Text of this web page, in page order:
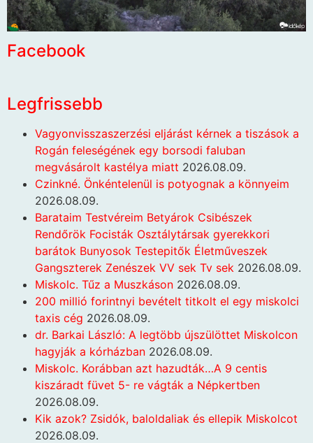
Facebook
Legfrissebb
Vagyonvisszaszerzési eljárást kérnek a tiszások a
Rogán feleségének egy borsodi faluban
megvásárolt kastélya miatt 2026.08.09.
Czinkné. Önkéntelenül is potyognak a könnyeim
2026.08.09.
Barataim Testvéreim Betyárok Csibészek
Rendőrök Focisták Osztálytársak gyerekkori
barátok Bunyosok Testepitők Életműveszek
Gangszterek Zenészek VV sek Tv sek 2026.08.09.
Miskolc. Tűz a Muszkáson 2026.08.09.
200 millió forintnyi bevételt titkolt el egy miskolci
taxis cég 2026.08.09.
dr. Barkai László: A legtöbb újszülöttet Miskolcon
hagyják a kórházban 2026.08.09.
Miskolc. Korábban azt hazudták…A 9 centis
kiszáradt füvet 5- re vágták a Népkertben
2026.08.09.
Kik azok? Zsidók, baloldaliak és ellepik Miskolcot
2026.08.09.